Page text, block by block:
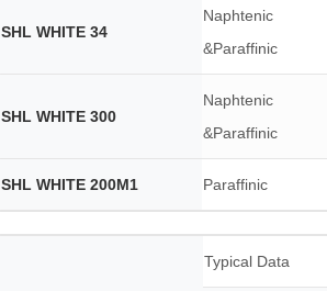
SHL WHITE 34
Naphtenic
&Paraffinic
SHL WHITE 300
Naphtenic
&Paraffinic
SHL WHITE 200M1 Paraffinic
Typical Data